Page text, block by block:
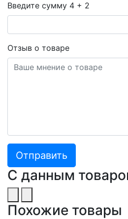
Введите сумму 4 + 2
Отзыв о товаре
С данным
Похожие товары